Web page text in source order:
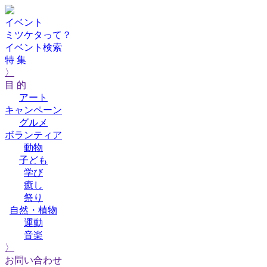
イベント
ミツケタって？
イベント検索
特 集
〉
目 的
アート
キャンペーン
グルメ
ボランティア
動物
子ども
学び
癒し
祭り
自然・植物
運動
音楽
〉
お問い合わせ